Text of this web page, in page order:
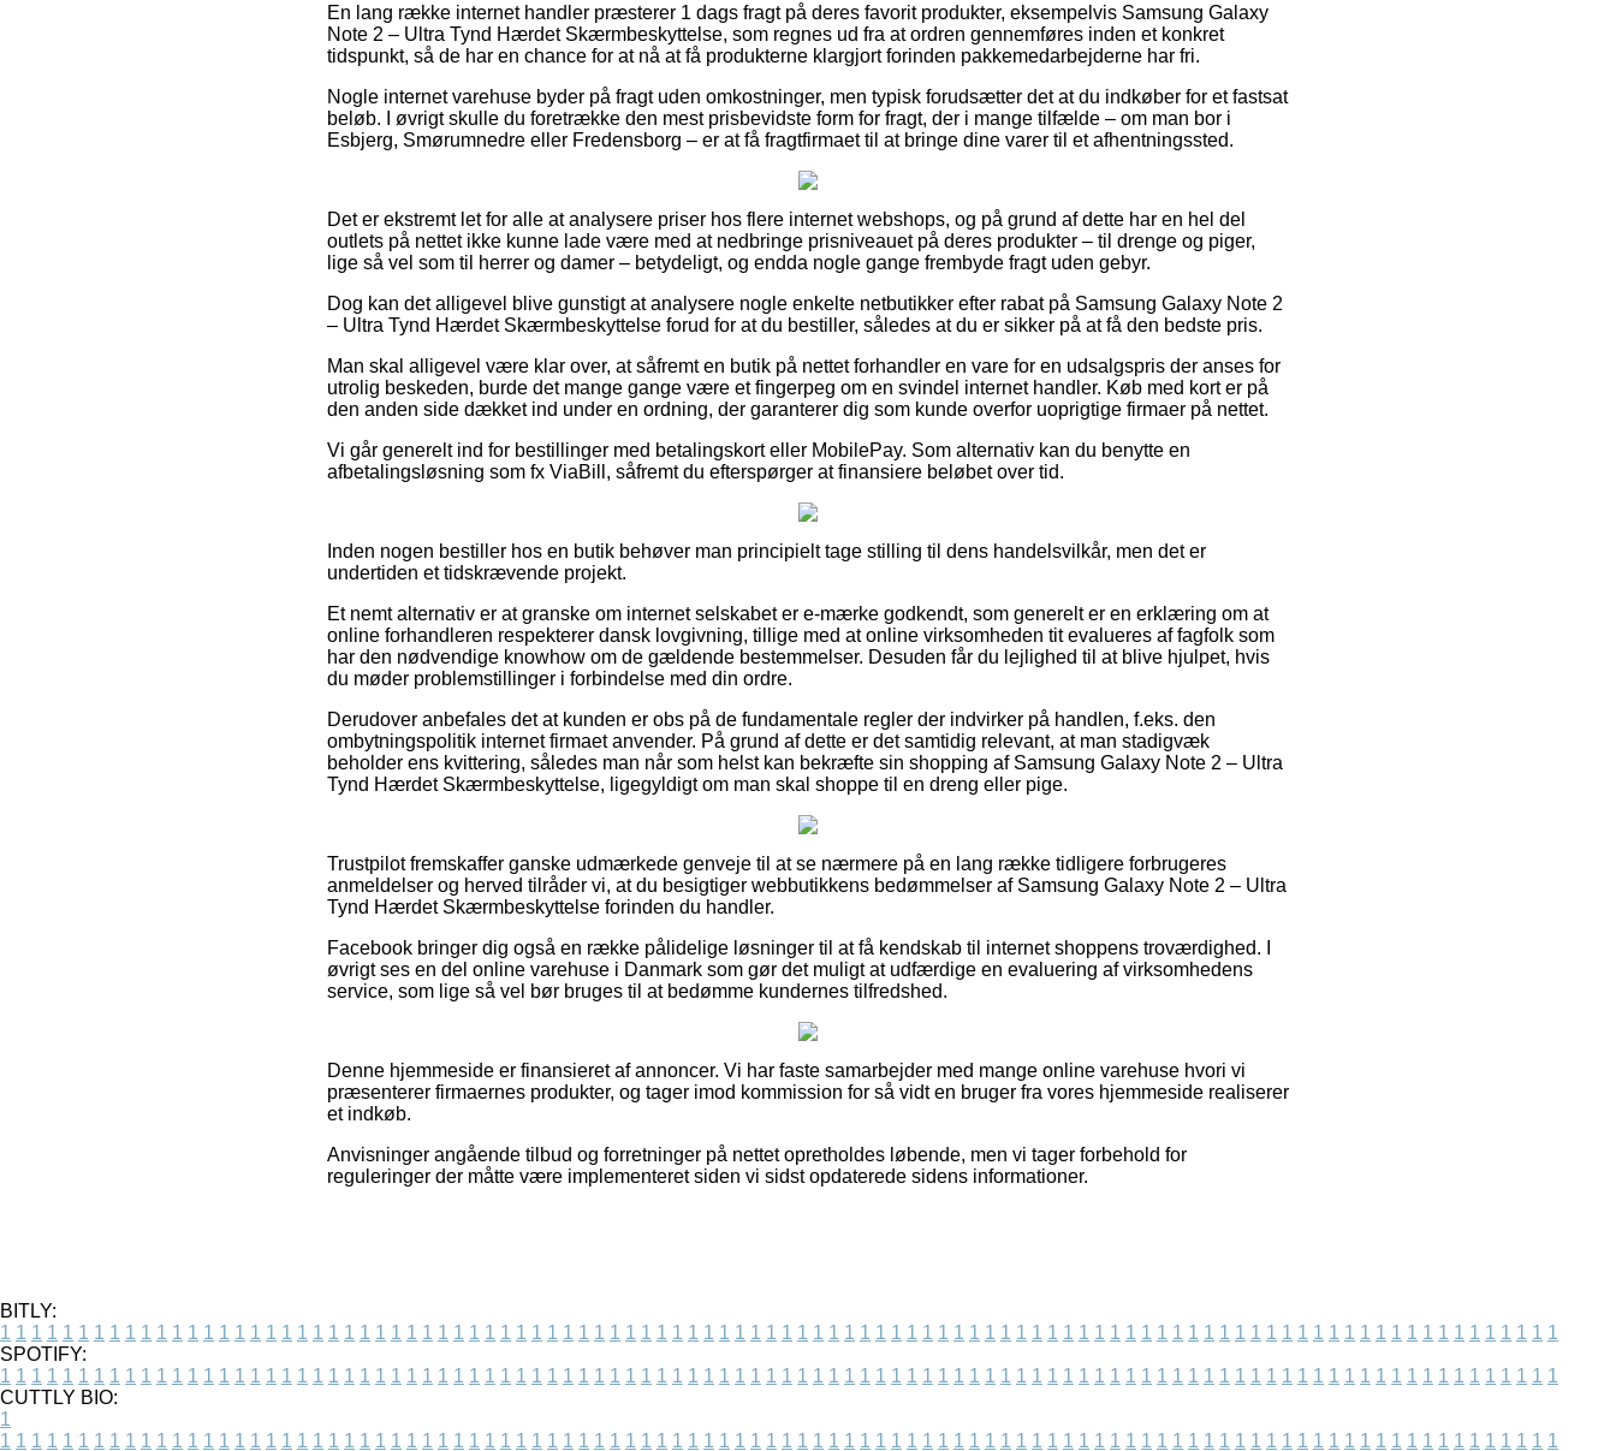
En lang række internet handler præsterer 1 dags fragt på deres favorit produkter, eksempelvis Samsung Galaxy
Note 2 – Ultra Tynd Hærdet Skærmbeskyttelse, som regnes ud fra at ordren gennemføres inden et konkret
tidspunkt, så de har en chance for at nå at få produkterne klargjort forinden pakkemedarbejderne har fri.
Nogle internet varehuse byder på fragt uden omkostninger, men typisk forudsætter det at du indkøber for et fastsat
beløb. I øvrigt skulle du foretrække den mest prisbevidste form for fragt, der i mange tilfælde – om man bor i
Esbjerg, Smørumnedre eller Fredensborg – er at få fragtfirmaet til at bringe dine varer til et afhentningssted.
Det er ekstremt let for alle at analysere priser hos flere internet webshops, og på grund af dette har en hel del
outlets på nettet ikke kunne lade være med at nedbringe prisniveauet på deres produkter – til drenge og piger,
lige så vel som til herrer og damer – betydeligt, og endda nogle gange frembyde fragt uden gebyr.
Dog kan det alligevel blive gunstigt at analysere nogle enkelte netbutikker efter rabat på Samsung Galaxy Note 2
– Ultra Tynd Hærdet Skærmbeskyttelse forud for at du bestiller, således at du er sikker på at få den bedste pris.
Man skal alligevel være klar over, at såfremt en butik på nettet forhandler en vare for en udsalgspris der anses for
utrolig beskeden, burde det mange gange være et fingerpeg om en svindel internet handler. Køb med kort er på
den anden side dækket ind under en ordning, der garanterer dig som kunde overfor uoprigtige firmaer på nettet.
Vi går generelt ind for bestillinger med betalingskort eller MobilePay. Som alternativ kan du benytte en
afbetalingsløsning som fx ViaBill, såfremt du efterspørger at finansiere beløbet over tid.
Inden nogen bestiller hos en butik behøver man principielt tage stilling til dens handelsvilkår, men det er
undertiden et tidskrævende projekt.
Et nemt alternativ er at granske om internet selskabet er e-mærke godkendt, som generelt er en erklæring om at
online forhandleren respekterer dansk lovgivning, tillige med at online virksomheden tit evalueres af fagfolk som
har den nødvendige knowhow om de gældende bestemmelser. Desuden får du lejlighed til at blive hjulpet, hvis
du møder problemstillinger i forbindelse med din ordre.
Derudover anbefales det at kunden er obs på de fundamentale regler der indvirker på handlen, f.eks. den
ombytningspolitik internet firmaet anvender. På grund af dette er det samtidig relevant, at man stadigvæk
beholder ens kvittering, således man når som helst kan bekræfte sin shopping af Samsung Galaxy Note 2 – Ultra
Tynd Hærdet Skærmbeskyttelse, ligegyldigt om man skal shoppe til en dreng eller pige.
Trustpilot fremskaffer ganske udmærkede genveje til at se nærmere på en lang række tidligere forbrugeres
anmeldelser og herved tilråder vi, at du besigtiger webbutikkens bedømmelser af Samsung Galaxy Note 2 – Ultra
Tynd Hærdet Skærmbeskyttelse forinden du handler.
Facebook bringer dig også en række pålidelige løsninger til at få kendskab til internet shoppens troværdighed. I
øvrigt ses en del online varehuse i Danmark som gør det muligt at udfærdige en evaluering af virksomhedens
service, som lige så vel bør bruges til at bedømme kundernes tilfredshed.
Denne hjemmeside er finansieret af annoncer. Vi har faste samarbejder med mange online varehuse hvori vi
præsenterer firmaernes produkter, og tager imod kommission for så vidt en bruger fra vores hjemmeside realiserer
et indkøb.
Anvisninger angående tilbud og forretninger på nettet opretholdes løbende, men vi tager forbehold for
reguleringer der måtte være implementeret siden vi sidst opdaterede sidens informationer.
BITLY:
1 1 1 1 1 1 1 1 1 1 1 1 1 1 1 1 1 1 1 1 1 1 1 1 1 1 1 1 1 1 1 1 1 1 1 1 1 1 1 1 1 1 1 1 1 1 1 1 1 1 1 1 1 1 1 1 1 1 1 1 1 1 1 1 1 1 1 1 1 1 1 1 1 1 1 1 1 1 1 1 1 1 1 1 1 1 1 1 1 1 1 1 1 1 1 1 1 1 1 1
SPOTIFY:
1 1 1 1 1 1 1 1 1 1 1 1 1 1 1 1 1 1 1 1 1 1 1 1 1 1 1 1 1 1 1 1 1 1 1 1 1 1 1 1 1 1 1 1 1 1 1 1 1 1 1 1 1 1 1 1 1 1 1 1 1 1 1 1 1 1 1 1 1 1 1 1 1 1 1 1 1 1 1 1 1 1 1 1 1 1 1 1 1 1 1 1 1 1 1 1 1 1 1 1
CUTTLY BIO:
1
1 1 1 1 1 1 1 1 1 1 1 1 1 1 1 1 1 1 1 1 1 1 1 1 1 1 1 1 1 1 1 1 1 1 1 1 1 1 1 1 1 1 1 1 1 1 1 1 1 1 1 1 1 1 1 1 1 1 1 1 1 1 1 1 1 1 1 1 1 1 1 1 1 1 1 1 1 1 1 1 1 1 1 1 1 1 1 1 1 1 1 1 1 1 1 1 1 1 1 1